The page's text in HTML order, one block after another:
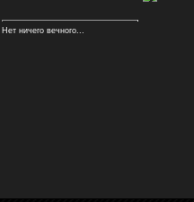
Нет ничего вечного...